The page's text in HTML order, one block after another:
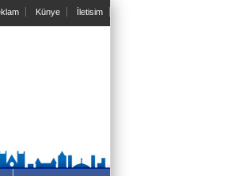
Künye İletisim